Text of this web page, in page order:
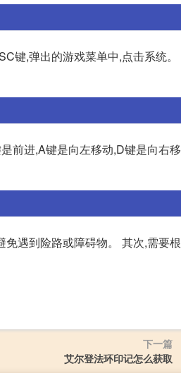
键,弹出的游戏菜单中,点击系统。
前进,A键是向左移动,D键是向右移
遇到险路或障碍物。 其次,需要根
下一篇
艾尔登法环印记怎么获取